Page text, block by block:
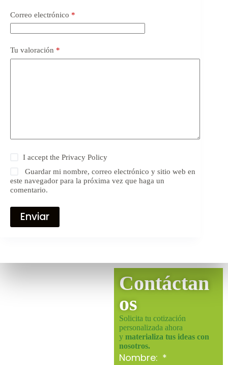
Correo electrónico *
Tu valoración *
I accept thePrivacy Policy
Guardar mi nombre, correo electrónico y sitio web en
este navegador para la próxima vez que haga un
comentario.
Enviar
Contáctan
os
Solicita tu cotización
personalizada ahora
y materializa tus ideas con
nosotros.
Nombre: